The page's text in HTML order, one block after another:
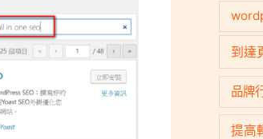
到達
品牌
提高